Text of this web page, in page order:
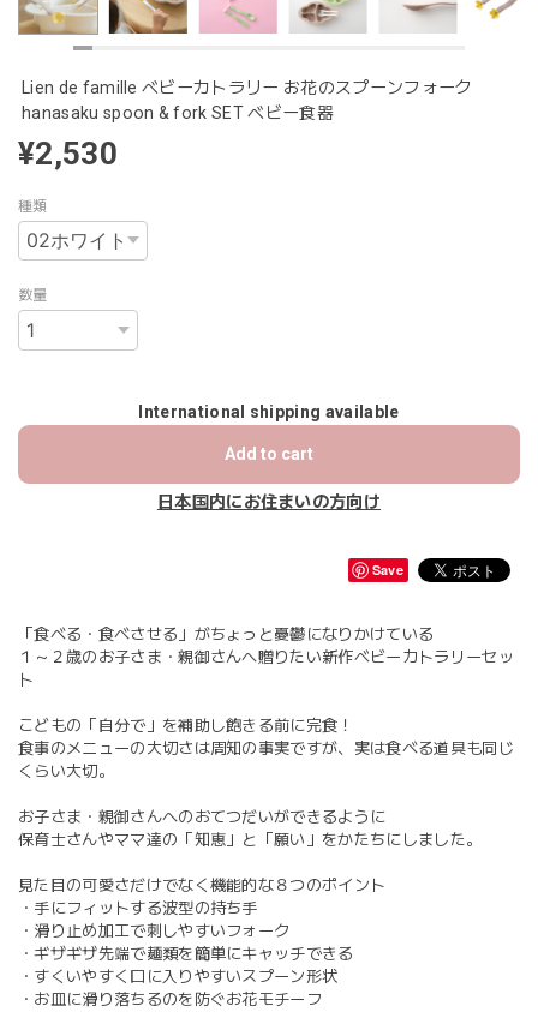
Lien de famille ベビーカトラリー お花のスプーンフォーク
hanasaku spoon & fork SET ベビー食器
¥2,530
種類
数量
International shipping available
Add to cart
日本国内にお住まいの方向け
Save
「食べる・食べさせる」がちょっと憂鬱になりかけている
１～２歳のお子さま・親御さんへ贈りたい新作ベビーカトラリーセッ
ト
こどもの「自分で」を補助し飽きる前に完食！
食事のメニューの大切さは周知の事実ですが、実は食べる道具も同じ
くらい大切。
お子さま・親御さんへのおてつだいができるように
保育士さんやママ達の「知恵」と「願い」をかたちにしました。
見た目の可愛さだけでなく機能的な８つのポイント
・手にフィットする波型の持ち手
・滑り止め加工で刺しやすいフォーク
・ギザギザ先端で麺類を簡単にキャッチできる
・すくいやすく口に入りやすいスプーン形状
・お皿に滑り落ちるのを防ぐお花モチーフ